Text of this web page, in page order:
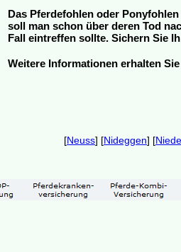
Das Pferdefohlen oder
soll man schon über deren Tod
Fall eintreffen sollte. Sichern Sie
Weitere Informationen erhalten
[Neuss] [Nideggen] [